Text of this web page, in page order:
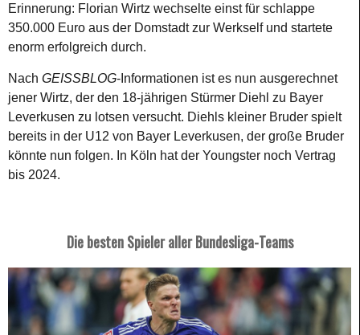
Erinnerung: Florian Wirtz wechselte einst für schlappe
350.000 Euro aus der Domstadt zur Werkself und startete
enorm erfolgreich durch.
Nach GEISSBLOG-Informationen ist es nun ausgerechnet
jener Wirtz, der den 18-jährigen Stürmer Diehl zu Bayer
Leverkusen zu lotsen versucht. Diehls kleiner Bruder spielt
bereits in der U12 von Bayer Leverkusen, der große Bruder
könnte nun folgen. In Köln hat der Youngster noch Vertrag
bis 2024.
Die besten Spieler aller Bundesliga-Teams